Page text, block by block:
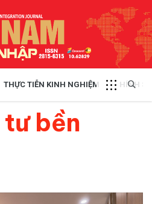
THỰC TIỄN KINH NGHIỆM CHÍNH
bền